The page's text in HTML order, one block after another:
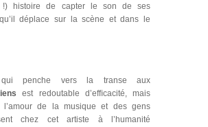
!) histoire de capter le son de ses
déplace sur la scène et dans le
penche vers la transe aux
est redoutable d’efﬁcacité, mais
l’amour de la musique et des gens
chez cet artiste à l’humanité